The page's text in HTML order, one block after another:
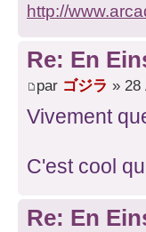
http://
Re: En
par ゴジラ » 28
Vivement
C'est cool
Re: En